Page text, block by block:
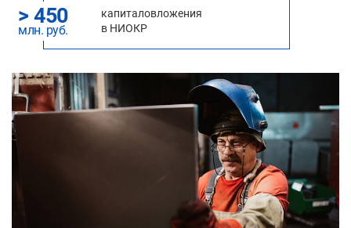
> 450
млн. руб.
капиталовложения
в НИОКР